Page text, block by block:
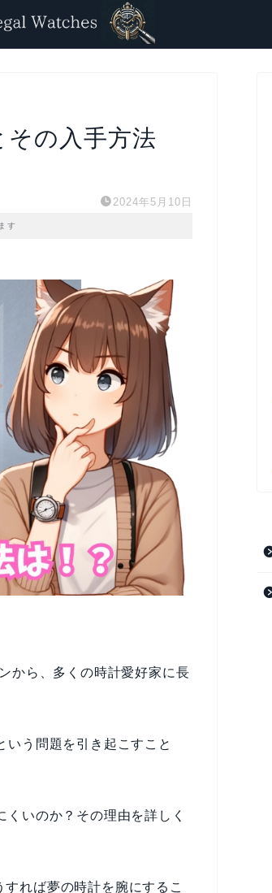
の入手方法
2024年5月10日
す
から、多くの時計愛好家に長
いう問題を引き起こすこと
いのか？その理由を詳しく
れば夢の時計を腕にするこ